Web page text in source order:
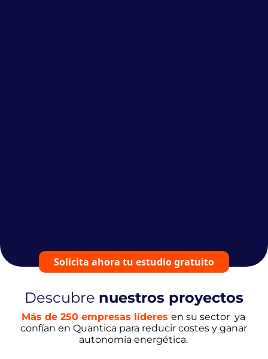
Solicita ahora tu estudio gratuito
Descubre nuestros proyectos
Más de 250 empresas líderesen su sectorya
confían en Quantica para reducir costes y ganar
autonomía energética.